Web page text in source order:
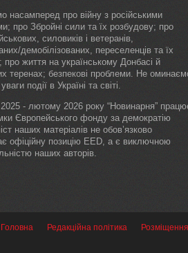
насамперед про війну з російськими
про Збройні сили та їх розбудову; про
силовиків і ветеранів,
демобілізованих, переселенців та їх
про життя на українському Донбасі й
теренах; безпекові проблеми. Не
події в Україні та світі.
2025 - лютому 2026 року “Новинарня”
Європейського фонду за демократію
наших матеріалів не обов’язково
офіційну позицію EED, а є виключною
наших авторів.
Головна Редакційна політика